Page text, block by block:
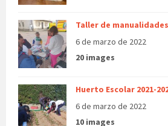
Taller de
6 de marzo de 2022
20 images
Huerto Escolar 2021-
6 de marzo de 2022
10 images